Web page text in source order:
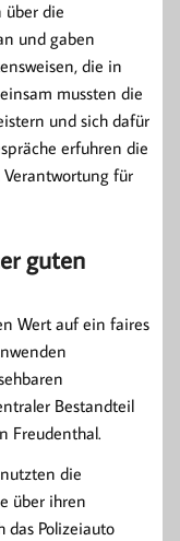
über die
und gaben
die in
mussten die
und sich dafür
erfuhren die
Verantwortung für
guten
Wert auf ein faires
Bestandteil
Freudenthal.
die
über ihren
das Polizeiauto